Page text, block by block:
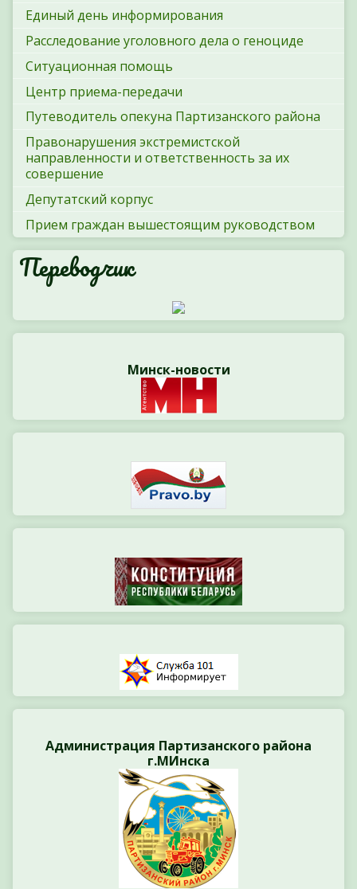
Единый день информирования
Расследование уголовного дела о геноциде
Ситуационная помощь
Центр приема-передачи
Путеводитель опекуна Партизанского района
Правонарушения экстремистской
направленности и ответственность за их
совершение
Депутатский корпус
Прием граждан вышестоящим руководством
Переводчик
Минск-новости
Администрация Партизанского района
г.МИнска